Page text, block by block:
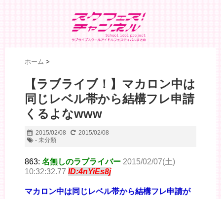
ホーム >
【ラブライブ！】マカロン中は
同じレベル帯から結構フレ申請
くるよなwww
2015/02/08
2015/02/08
- 未分類
863: 名無しのラブライバー 2015/02/07(土)
10:32:32.77 ID:4nYiEs8j
マカロン中は同じレベル帯から結構フレ申請が